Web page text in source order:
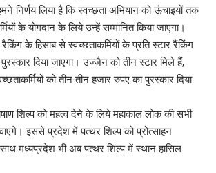
निर्णय लिया है कि स्वच्छता अभियान को ऊंचाइयों तक
के योगदान के लिये उन्हें सम्मानित किया जाएगा।
के हिसाब से स्वच्छताकर्मियों के प्रति स्टार रैंकिंग
दिया जाएगा। उज्जैन को तीन स्टार मिले हैं,
को तीन-तीन हजार रुपए का पुरस्कार दिया
शिल्प को महत्व देने के लिये महाकाल लोक की सभी
इससे प्रदेश में पत्थर शिल्प को प्रोत्साहन
मध्यप्रदेश भी अब पत्थर शिल्प में स्थान हासिल